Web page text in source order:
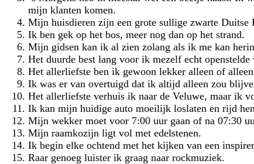
mijn klanten komen.
Mijn huisdieren zijn een grote sullige zwarte Duitse
Ik ben gek op het bos, meer nog dan op het strand.
Mijn gidsen kan ik al zien zolang als ik me kan
Het duurde best lang voor ik mezelf echt
Het allerliefste ben ik gewoon lekker alleen of
Ik was er van overtuigd dat ik altijd alleen zou
Het allerliefste verhuis ik naar de Veluwe, maar ik
Ik kan mijn huidige auto moeilijk loslaten en rijd
Mijn wekker moet voor 7:00 uur gaan of na 07:30
Mijn raamkozijn ligt vol met edelstenen.
Ik begin elke ochtend met het kijken van een
Raar genoeg luister ik graag naar rockmuziek.